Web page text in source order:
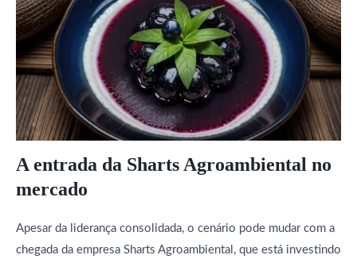
A entrada da Sharts Agroambiental no
mercado
Apesar da liderança consolidada, o cenário pode mudar com a
chegada da empresa Sharts Agroambiental, que está investindo